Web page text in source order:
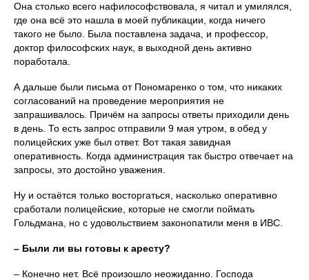
Она столько всего нафилософствовала, я читал и умилялся,
где она всё это нашла в моей публикации, когда ничего
такого не было. Была поставлена задача, и профессор,
доктор философских наук, в выходной день активно
поработала.
А дальше были письма от Пономаренко о том, что никаких
согласований на проведение мероприятия не
запрашивалось. Причём на запросы ответы приходили день
в день. То есть запрос отправили 9 мая утром, в обед у
полицейских уже был ответ. Вот такая завидная
оперативность. Когда администрация так быстро отвечает на
запросы, это достойно уважения.
Ну и остаётся только восторгаться, насколько оперативно
сработали полицейские, которые не смогли поймать
Гольдмана, но с удовольствием законопатили меня в ИВС.
– Были ли вы готовы к аресту?
– Конечно нет. Всё произошло неожиданно. Господа